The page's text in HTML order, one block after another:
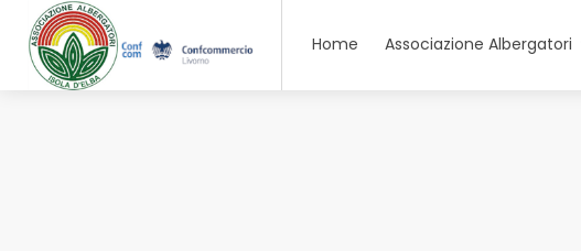
Home Associazione Albergatori